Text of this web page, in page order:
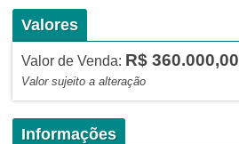
Valores
Valor de Venda: R$ 360.000,00
Valor sujeito a alteração
Informações